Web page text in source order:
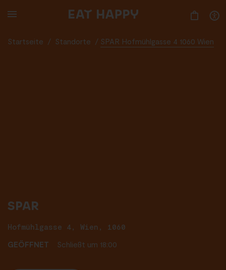
TO
Startseite / Standorte / SPAR Hofmühlgasse 4 1060 Wien
SPAR
Hofmühlgasse 4, Wien, 1060
GEÖFFNET
Schließt um 18:00